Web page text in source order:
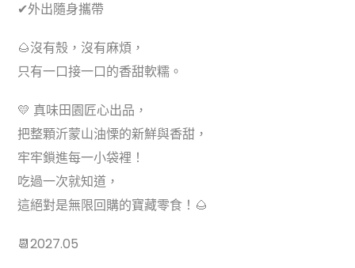
✔外出隨身攜帶
🌰沒有殼，沒有麻煩，
只有一口接一口的香甜軟糯。
💛 真味田園匠心出品，
把整顆沂蒙山油慄的新鮮與香甜，
牢牢鎖進每一小袋裡！
吃過一次就知道，
這絕對是無限回購的寶藏零食！🌰
📆2027.05